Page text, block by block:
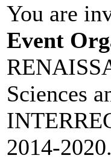
You are
Event
Sciences
2014-